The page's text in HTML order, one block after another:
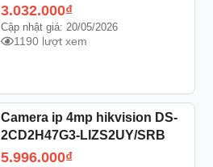
3.032.000₫
Cập nhật giá: 20/05/2026
1190 lượt xem
Camera ip 4mp hikvision DS-
2CD2H47G3-LIZS2UY/SRB
5.996.000₫